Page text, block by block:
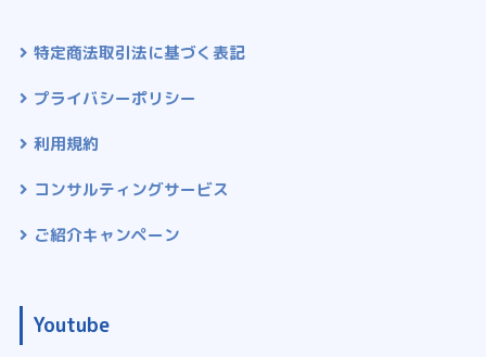
特定商法取引法に基づく表記
プライバシーポリシー
利用規約
コンサルティングサービス
ご紹介キャンペーン
Youtube